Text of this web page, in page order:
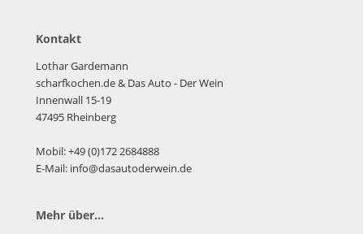
Kontakt
Lothar Gardemann
scharfkochen.de& Das Auto - Der Wein
Innenwall 15-19
47495 Rheinberg
Mobil: +49 (0)172 2684888
E-Mail: info@dasautoderwein.de
Mehr über...